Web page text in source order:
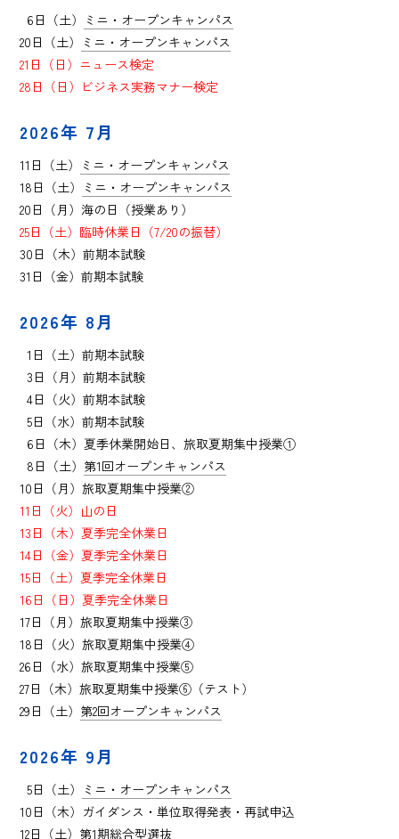
6日（土）
ミニ・オープンキャンパス
20日（土）
ミニ・オープンキャンパス
21日（日）ニュース検定
28日（日）ビジネス実務マナー検定
2026年 7月
11日（土）
ミニ・オープンキャンパス
18日（土）
ミニ・オープンキャンパス
20日（月）海の日（授業あり）
25日（土）臨時休業日（7/20の振替）
30日（木）前期本試験
31日（金）前期本試験
2026年 8月
1日（土）前期本試験
3日（月）前期本試験
4日（火）前期本試験
5日（水）前期本試験
6日（木）夏季休業開始日、旅取夏期集中授業①
8日（土） 第1回オープンキャンパス
10日（月） 旅取夏期集中授業②
11日（火）山の日
13日（木）夏季完全休業日
14日（金）夏季完全休業日
15日（土）夏季完全休業日
16日（日）夏季完全休業日
17日（月） 旅取夏期集中授業③
18日（火） 旅取夏期集中授業④
26日（水） 旅取夏期集中授業⑤
27日（木） 旅取夏期集中授業⑥（テスト）
29日（土） 第2回オープンキャンパス
2026年 9月
5日（土）
ミニ・オープンキャンパス
10日（木）ガイダンス・単位取得発表・再試申込
12日（土） 第1期総合型選抜